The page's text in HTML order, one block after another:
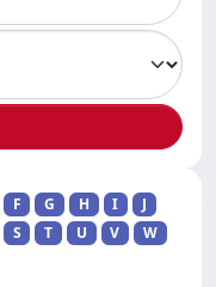
F G H I
J
S T U V
W